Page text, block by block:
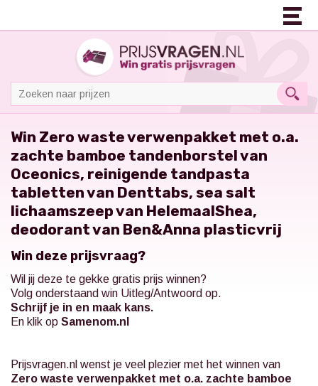
Win Zero waste verwenpakket met o.a.
zachte bamboe tandenborstel van
Oceonics, reinigende tandpasta
tabletten van Denttabs, sea salt
lichaamszeep van HelemaalShea,
deodorant van Ben&Anna plasticvrij
Win deze prijsvraag?
Wil jij deze te gekke gratis prijs winnen?
Volg onderstaand win Uitleg/Antwoord op.
Schrijf je in en maak kans.
En klik op Samenom.nl
Prijsvragen.nl wenst je veel plezier met het winnen van
Zero waste verwenpakket met o.a. zachte bamboe